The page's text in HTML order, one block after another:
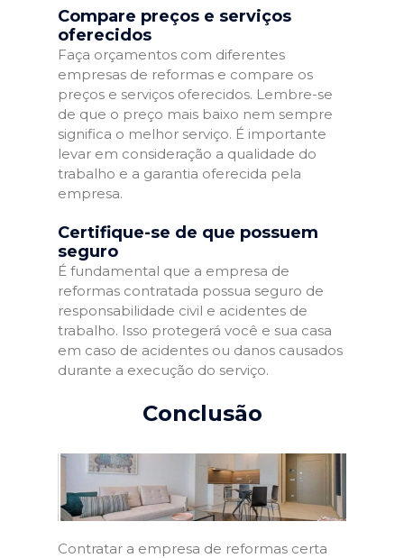
Compare preços e serviços
oferecidos
Faça orçamentos com diferentes
empresas de reformas e compare os
preços e serviços oferecidos. Lembre-se
de que o preço mais baixo nem sempre
significa o melhor serviço. É importante
levar em consideração a qualidade do
trabalho e a garantia oferecida pela
empresa.
Certifique-se de que possuem
seguro
É fundamental que a empresa de
reformas contratada possua seguro de
responsabilidade civil e acidentes de
trabalho. Isso protegerá você e sua casa
em caso de acidentes ou danos causados
durante a execução do serviço.
Conclusão
Contratar a empresa de reformas certa